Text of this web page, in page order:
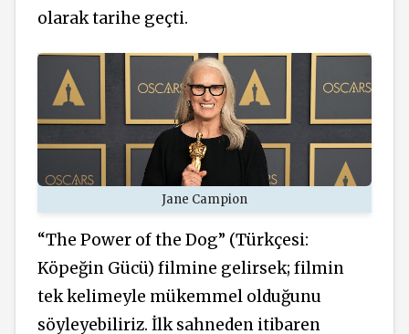
olarak tarihe geçti.
Jane Campion
“The Power of the Dog” (Türkçesi:
Köpeğin Gücü) filmine gelirsek; filmin
tek kelimeyle mükemmel olduğunu
söyleyebiliriz. İlk sahneden itibaren